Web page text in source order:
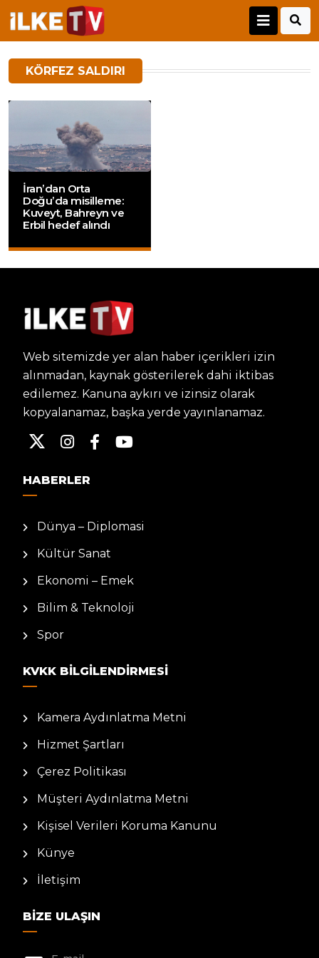
KÖRFEZ SALDIRI
İran’dan Orta
Doğu’da misilleme:
Kuveyt, Bahreyn ve
Erbil hedef alındı
Web sitemizde yer alan haber içerikleri izin
alınmadan, kaynak gösterilerek dahi iktibas
edilemez. Kanuna aykırı ve izinsiz olarak
kopyalanamaz, başka yerde yayınlanamaz.
HABERLER
Dünya – Diplomasi
Kültür Sanat
Ekonomi – Emek
Bilim & Teknoloji
Spor
KVKK BILGILENDIRMESI
Kamera Aydınlatma Metni
Hizmet Şartları
Çerez Politikası
Müşteri Aydınlatma Metni
Kişisel Verileri Koruma Kanunu
Künye
İletişim
BIZE ULAŞIN